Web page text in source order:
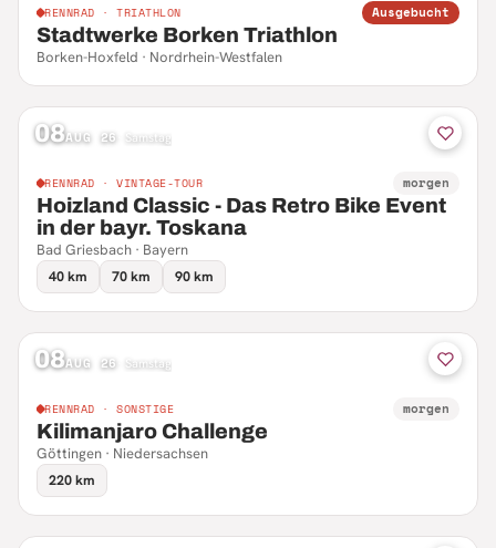
RENNRAD · TRIATHLON Ausgebucht
Stadtwerke Borken Triathlon
Borken-Hoxfeld · Nordrhein-Westfalen
08AUG 26 Samstag
RENNRAD · VINTAGE-TOUR morgen
Hoizland Classic - Das Retro Bike Event
in der bayr. Toskana
Bad Griesbach · Bayern
40 km
70 km 90 km
08AUG 26 Samstag
RENNRAD · SONSTIGE morgen
Kilimanjaro Challenge
Göttingen · Niedersachsen
220 km